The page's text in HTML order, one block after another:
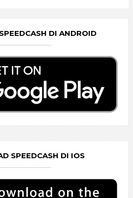
DI ANDROID
SPEEDCASH DI IOS